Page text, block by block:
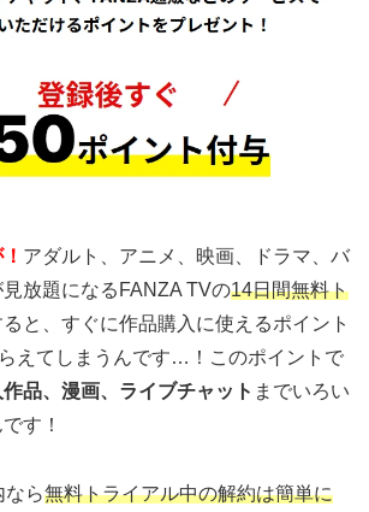
アダルト、アニメ、映画、ドラマ、バ
放題になるFANZA TVの14日間無料ト
と、すぐに作品購入に使えるポイント
えてしまうんです…！このポイントで
品、漫画、ライブチャット までいろい
す！
なら無料トライアル中の解約は簡単に